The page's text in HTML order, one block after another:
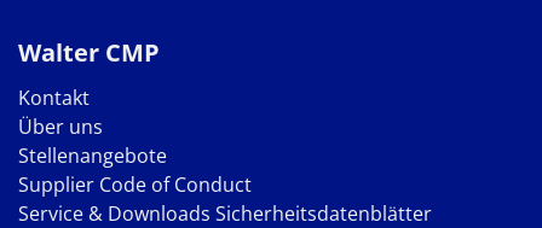
Walter CMP
Kontakt
Über uns
Stellenangebote
Supplier Code of Conduct
Service & Downloads Sicherheitsdatenblätter